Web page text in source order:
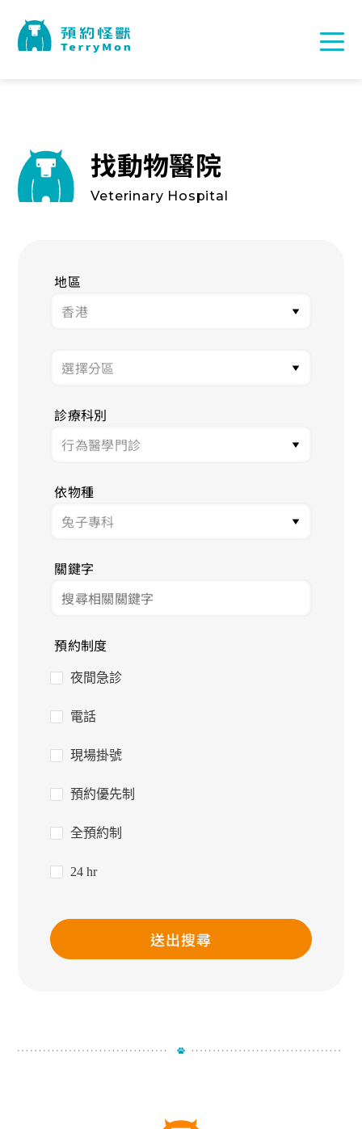
找動物醫院
Veterinary Hospital
地區
診療科別
依物種
關鍵字
預約制度
夜間急診
電話
現場掛號
預約優先制
全預約制
24 hr
送出搜尋